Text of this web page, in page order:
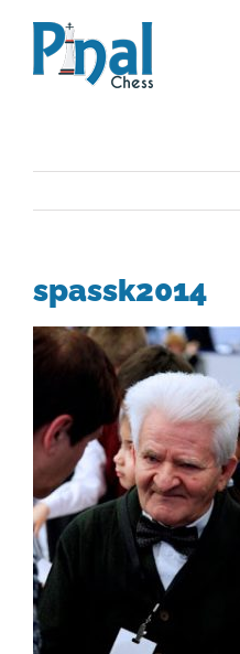
contenido
spassk2014